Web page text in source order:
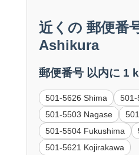
近くの 郵便番
Ashikura
郵便番号 以内に 1
501-5626 Shima
501-
501-5503 Nagase
501-5504 Fukushima
501-5621 Kojirakawa